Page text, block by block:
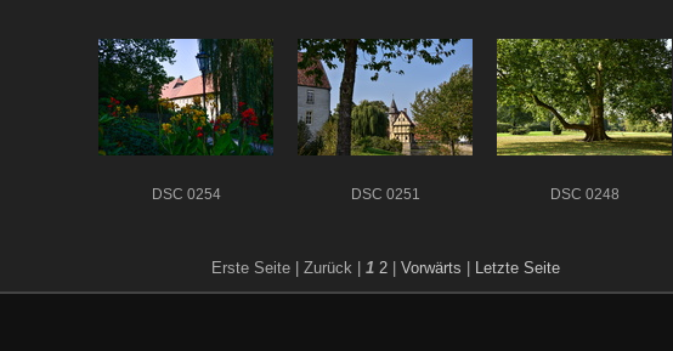
DSC 0254 DSC 0251 DSC 0248
Erste Seite | Zurück | 1 2 Vorwärts Letzte Seite